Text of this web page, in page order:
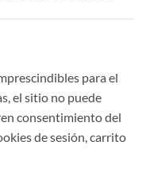
para el
el sitio no puede
consentimiento del
de sesión, carrito